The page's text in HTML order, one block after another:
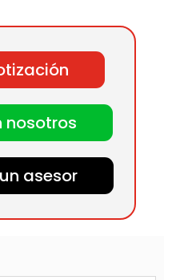
nosotros
asesor